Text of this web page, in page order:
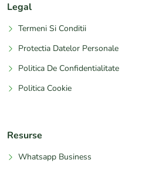
Legal
Termeni Si Conditii
Protectia Datelor Personale
Politica De Confidentialitate
Politica Cookie
Resurse
Whatsapp Business